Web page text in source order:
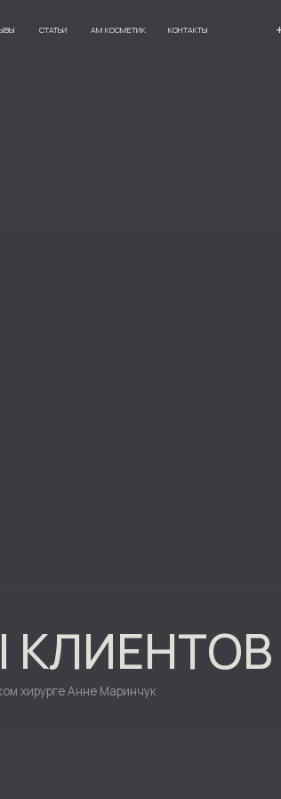
КОНТАКТЫ
АМ КОСМЕТИК +7 928 270 23 12